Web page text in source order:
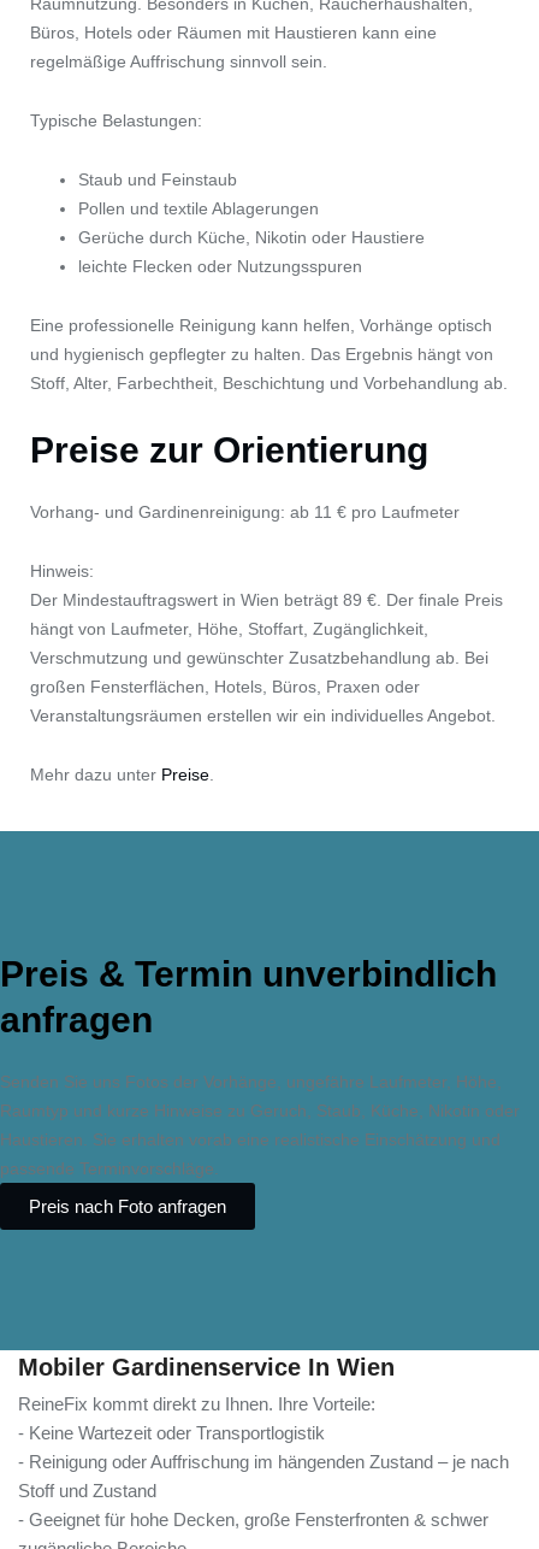
Raumnutzung. Besonders in Küchen, Raucherhaushalten,
Büros, Hotels oder Räumen mit Haustieren kann eine
regelmäßige Auffrischung sinnvoll sein.
Typische Belastungen:
Staub und Feinstaub
Pollen und textile Ablagerungen
Gerüche durch Küche, Nikotin oder Haustiere
leichte Flecken oder Nutzungsspuren
Eine professionelle Reinigung kann helfen, Vorhänge optisch
und hygienisch gepflegter zu halten. Das Ergebnis hängt von
Stoff, Alter, Farbechtheit, Beschichtung und Vorbehandlung ab.
Preise zur Orientierung
Vorhang- und Gardinenreinigung: ab 11 € pro Laufmeter
Hinweis:
Der Mindestauftragswert in Wien beträgt 89 €. Der finale Preis
hängt von Laufmeter, Höhe, Stoffart, Zugänglichkeit,
Verschmutzung und gewünschter Zusatzbehandlung ab. Bei
großen Fensterflächen, Hotels, Büros, Praxen oder
Veranstaltungsräumen erstellen wir ein individuelles Angebot.
Mehr dazu unter Preise.
Preis & Termin unverbindlich
anfragen
Senden Sie uns Fotos der Vorhänge, ungefähre Laufmeter, Höhe,
Raumtyp und kurze Hinweise zu Geruch, Staub, Küche, Nikotin oder
Haustieren. Sie erhalten vorab eine realistische Einschätzung und
passende Terminvorschläge.
Preis nach Foto anfragen
Mobiler Gardinenservice In Wien
ReineFix kommt direkt zu Ihnen. Ihre Vorteile:
- Keine Wartezeit oder Transportlogistik
- Reinigung oder Auffrischung im hängenden Zustand – je nach
Stoff und Zustand
- Geeignet für hohe Decken, große Fensterfronten & schwer